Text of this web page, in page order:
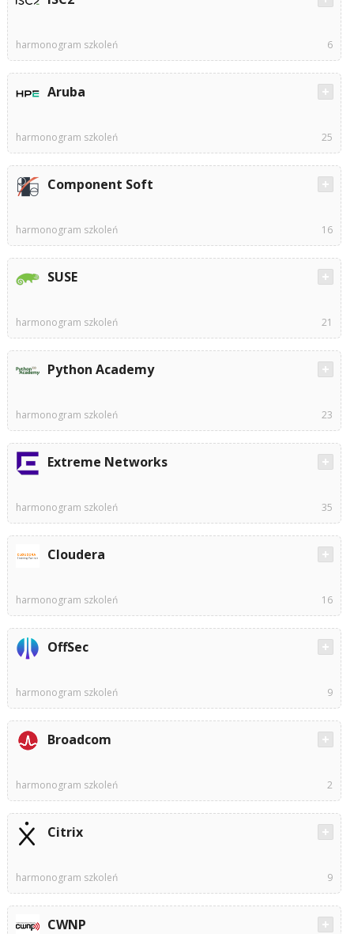
harmonogram szkoleń 6
Aruba
harmonogram szkoleń 25
Component Soft
harmonogram szkoleń 16
SUSE
harmonogram szkoleń 21
Python Academy
harmonogram szkoleń 23
Extreme Networks
harmonogram szkoleń 35
Cloudera
harmonogram szkoleń 16
OffSec
harmonogram szkoleń 9
Broadcom
harmonogram szkoleń 2
Citrix
harmonogram szkoleń 9
CWNP